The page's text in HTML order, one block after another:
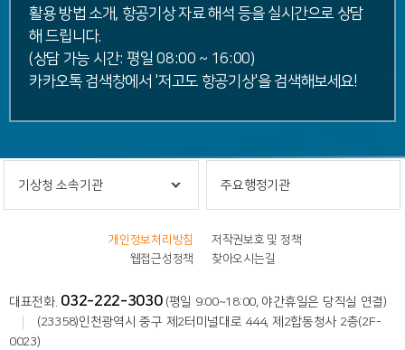
활용 방법 소개, 항공기상 자료 해석 등을 실시간으로 상담
해 드립니다.
(상담 가능 시간: 평일 08:00 ~ 16:00)
카카오톡 검색창에서 '저고도 항공기상'을 검색해보세요!
기상청 소속기관 주요행정기관
개인정보처리방침
저작권보호 및 정책
웹접근성정책
찾아오시는길
대표전화. 032-222-3030(평일 9:00~18:00, 야간휴일은 당직실 연결)
(23358)인천광역시 중구 제2터미널대로 444, 제2합동청사 2층(2F-
0023)